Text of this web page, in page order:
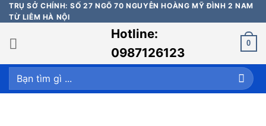
Bỏ
qua
nội
dung
TRỤ SỞ CHÍNH: SỐ 27 NGÕ 70 NGUYỄN HOÀNG MỸ ĐÌNH 2 NAM
TỪ LIÊM HÀ NỘI
Hotline:
0987126123
0
Tìm
kiếm: